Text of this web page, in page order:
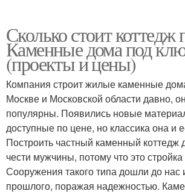
Сколько стоит коттедж
Каменные дома под
(проекты и цены)
Компания строит жилые каменные
Москве и Московской области давно,
популярны. Появились новые
доступные по цене, но классика она и
Построить частный каменный коттедж
чести мужчины, потому что это
Сооружения такого типа дошли до нас
прошлого, поражая надежностью.